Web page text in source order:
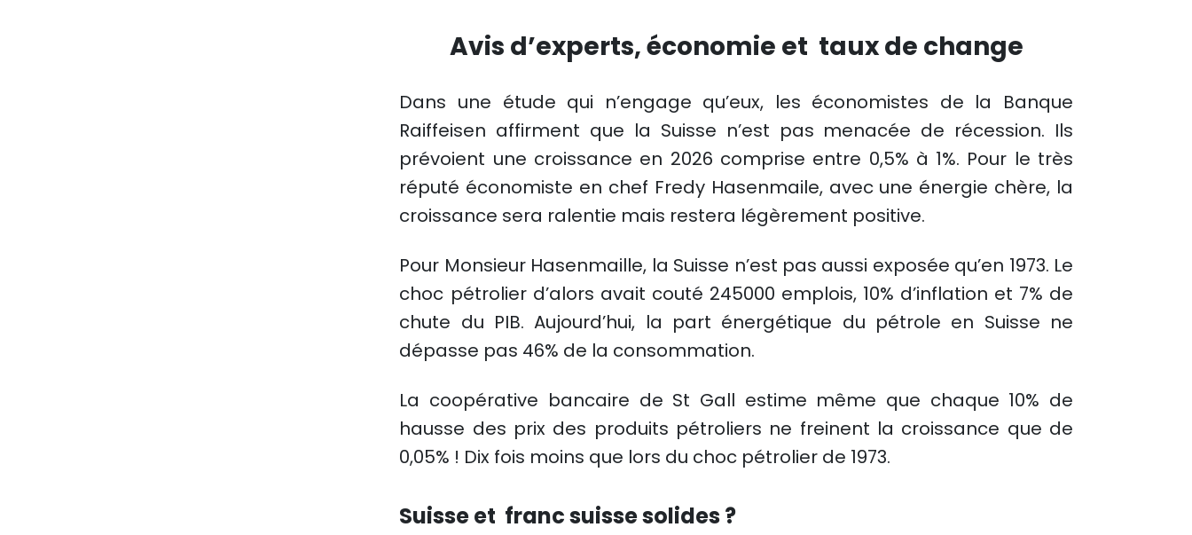
Avis d’experts, économie et taux de change
Dans une étude qui n’engage qu’eux, les économistes de la Banque
Raiffeisen affirment que la Suisse n’est pas menacée de récession. Ils
prévoient une croissance en 2026 comprise entre 0,5% à 1%. Pour le très
réputé économiste en chef Fredy Hasenmaile, avec une énergie chère, la
croissance sera ralentie mais restera légèrement positive.
Pour Monsieur Hasenmaille, la Suisse n’est pas aussi exposée qu’en 1973. Le
choc pétrolier d’alors avait couté 245000 emplois, 10% d’inflation et 7% de
chute du PIB. Aujourd’hui, la part énergétique du pétrole en Suisse ne
dépasse pas 46% de la consommation.
La coopérative bancaire de St Gall estime même que chaque 10% de
hausse des prix des produits pétroliers ne freinent la croissance que de
0,05% ! Dix fois moins que lors du choc pétrolier de 1973.
Suisse et franc suisse solides ?